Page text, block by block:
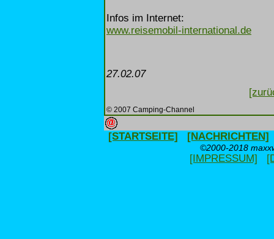
Infos im Internet:
www.reisemobil-international.de
27.02.07
© 2007 Camping-Channel
[STARTSEITE] [NACHRICHTEN]
©2000-2018
[IMPRESSUM]